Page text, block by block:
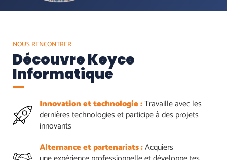
NOUS RENCONTRER
Découvre Keyce
Informatique
Innovation et technologie :Travaille avec les
dernières technologies et participe à des projets
innovants
Alternance et partenariats :Acquiers